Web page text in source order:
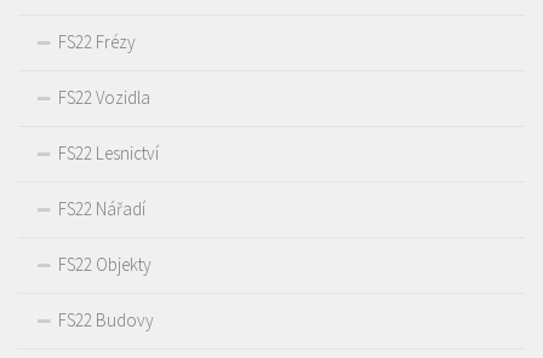
FS22 Frézy
FS22 Vozidla
FS22 Lesnictví
FS22 Nářadí
FS22 Objekty
FS22 Budovy